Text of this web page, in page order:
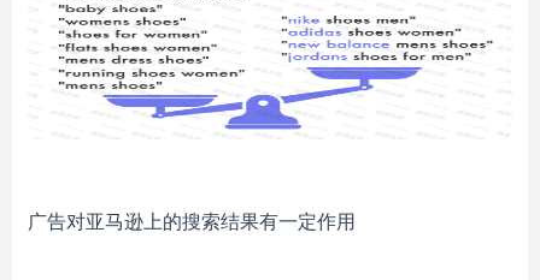
广告对亚马逊上的搜索结果有一定作用